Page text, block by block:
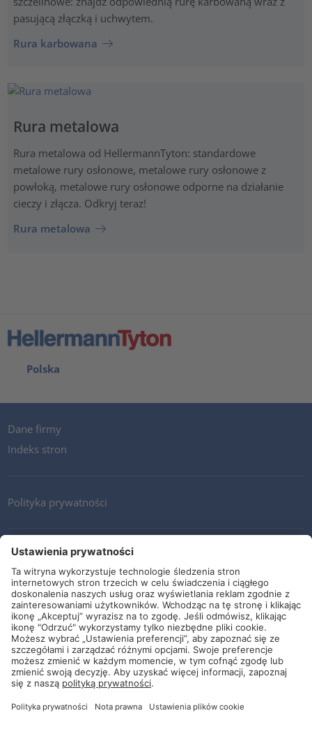
pasującą złączką i uchwytem.
Rura karbowana
Rura metalowa
Rura metalowa od HellermannTyton: standardowe
metalowe rury osłonowe, metalowe rury osłonowe z
powłoką, metalowe rury osłonowe odporne na działanie
cieczy i złącza. Odkryj teraz!
Rura metalowa
Polska
Dane firmy
Indeks stron
Polityka prywatności
Kontakt
Newsletter
Ogólne warunki i dostawy
Wytyczne i zobowiązania
Media społecznościowe